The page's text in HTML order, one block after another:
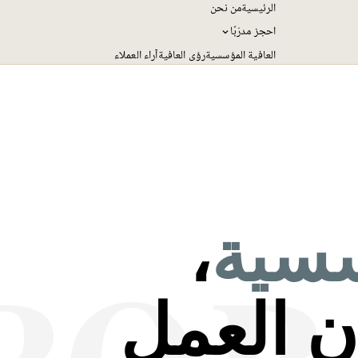
الرئيسيةمن نحن
احجز مدرّبًا
العافية المؤسسيةرؤى العافيةآراء العملاء
،
العمل